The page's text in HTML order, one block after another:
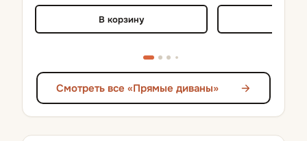
В корзину
Смотреть все «Прямые диваны»